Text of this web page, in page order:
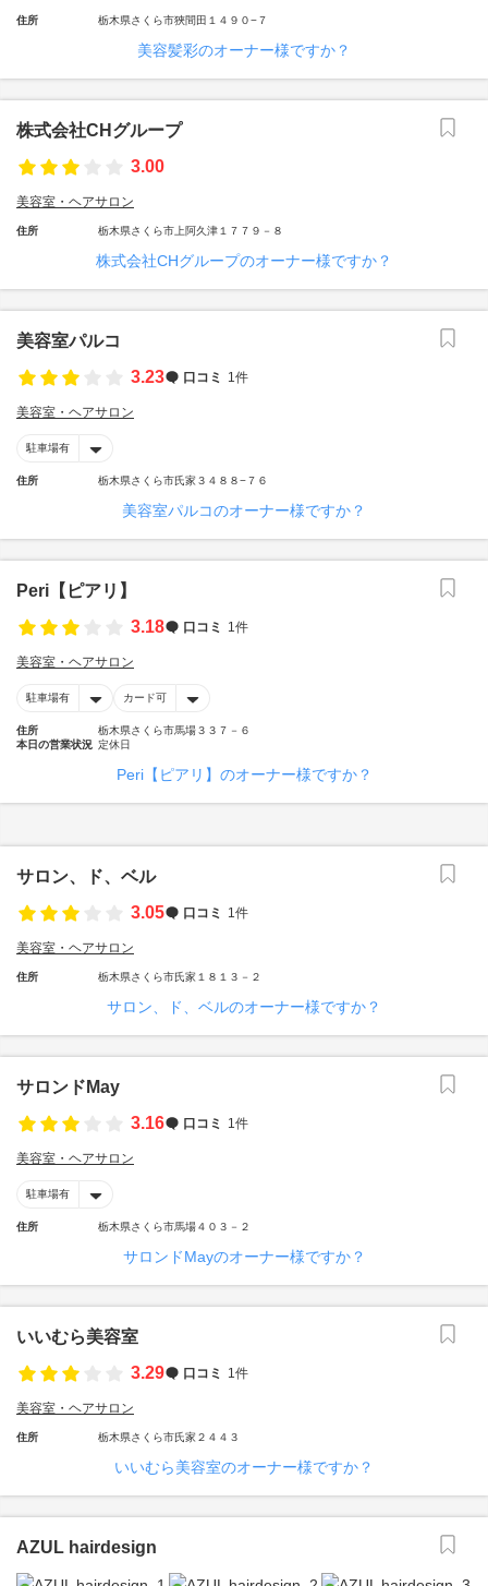
住所 栃木県さくら市狹間田１４９０−７
美容髪彩のオーナー様ですか？
株式会社CHグループ
3.00
美容室・ヘアサロン
住所 栃木県さくら市上阿久津１７７９－８
株式会社CHグループのオーナー様ですか？
美容室パルコ
3.23
口コミ 1件
美容室・ヘアサロン
駐車場有
住所 栃木県さくら市氏家３４８８−７６
美容室パルコのオーナー様ですか？
Peri【ピアリ】
3.18
口コミ 1件
美容室・ヘアサロン
駐車場有 カード可
住所
栃木県さくら市馬場３３７－６
本日の営業状況 定休日
Peri【ピアリ】のオーナー様ですか？
サロン、ド、ベル
3.05
口コミ 1件
美容室・ヘアサロン
住所 栃木県さくら市氏家１８１３－２
サロン、ド、ベルのオーナー様ですか？
サロンドMay
3.16
口コミ 1件
美容室・ヘアサロン
駐車場有
住所 栃木県さくら市馬場４０３－２
サロンドMayのオーナー様ですか？
いいむら美容室
3.29
口コミ 1件
美容室・ヘアサロン
住所 栃木県さくら市氏家２４４３
いいむら美容室のオーナー様ですか？
AZUL hairdesign